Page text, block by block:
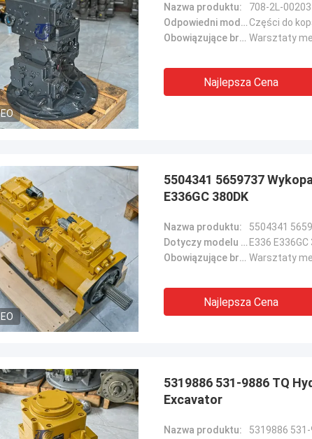
Sanёк Нижегородский
zarządzający, szybki ruch.
Erdenetumur
Nazwa produktu:
Odpowiedni model maszyny:: Części do
Obowiązujące branże::
Najlepsza Cena
5504341 5659737
E336GC 380DK
Nazwa produktu:
Dotyczy modelu maszyny:: E336 E336GC
Obowiązujące branże::
Najlepsza Cena
5319886 531-9886 TQ
Excavator
Nazwa produktu:
5319886